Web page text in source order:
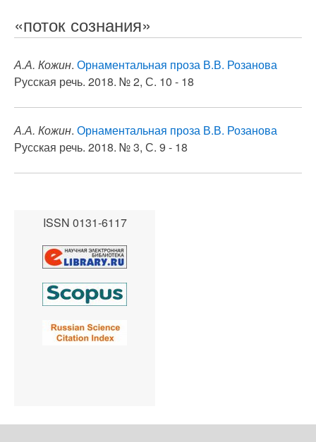
here:
«поток сознания»
А.А. Кожин. Орнаментальная проза В.В. Розанова
Русская речь. 2018. № 2, С. 10 - 18
А.А. Кожин. Орнаментальная проза В.В. Розанова
Русская речь. 2018. № 3, С. 9 - 18
ISSN 0131-6117